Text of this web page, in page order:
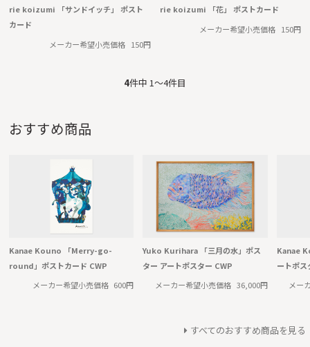
rie koizumi 「サンドイッチ」 ポスト
カード
メーカー希望小売価格 150円
rie koizumi 「花」 ポストカード
メーカー希望小売価格 150円
4件中 1〜4件目
おすすめ商品
Kanae Kouno 「Merry-go-
round」ポストカード CWP
メーカー希望小売価格 600円
Yuko Kurihara 「三月の水」ポス
ター アートポスター CWP
メーカー希望小売価格 36,000円
Kanae
ートポス
メー
すべてのおすすめ商品を見る